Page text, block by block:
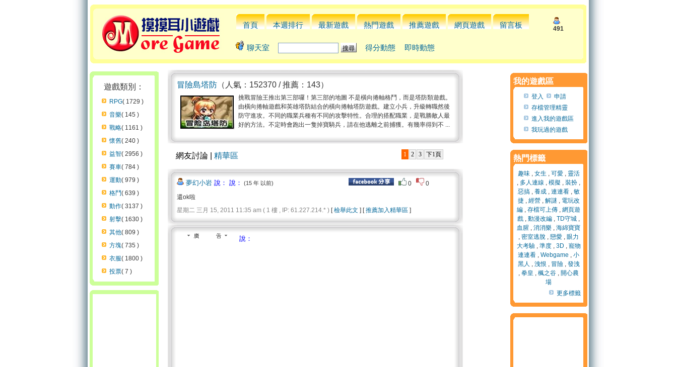
首頁 本週排行 最新遊戲 熱門遊戲 推薦遊戲 網頁遊戲 留言板 491
聊天室 得分動態 即時動態
遊戲類別：
RPG( 1729 )
音樂( 145 )
戰略( 1161 )
懷舊( 240 )
益智( 2956 )
賽車( 784 )
運動( 979 )
格鬥( 639 )
動作( 3137 )
射擊( 1630 )
其他( 809 )
方塊( 735 )
衣服( 1800 )
投票( 7 )
冒險島塔防 （人氣：152370 / 推薦：143）
挑戰冒險王推出第三部囉！第三部的地圖 不是橫向捲軸格鬥，而是塔防類遊戲。
由橫向捲軸遊戲和英雄塔防結合的橫向捲軸塔防遊戲。建立小兵，升級轉職然後
防守進攻。不同的職業兵種有不同的攻擊特性。合理的搭配職業，是戰勝敵人最
好的方法。不定時會跑出一隻掉寶騎兵，請在他逃離之前捕獲。有幾率得到不 ...
網友討論 | 精華區 1 2 3 下1頁
夢幻小岩 說： 說： (15 年 以前) 0
0
還ok啦
星期二 三月 15, 2011 11:35 am ( 1 樓 , IP: 61.227.214.* ) [檢舉此文 ] [推薦加入精華區 ]
說：
我的遊戲區
登入
申請
存檔管理精靈
進入我的遊戲區
我玩過的遊戲
熱門標籤
趣味, 女生 , 可愛, 靈活
, 多人連線 , 模擬 , 裝扮 ,
惡搞, 養成, 連連看, 敏
捷, 經營, 解謎 , 電玩改
編 , 存檔可上傳 , 網頁遊
戲 , 動漫改編 , TD守城 ,
血腥 , 消消樂 , 海綿寶寶
, 密室逃脫 , 戀愛 , 眼力
大考驗, 準度, 3D , 寵物
連連看 , Webgame , 小
黑人 , 洩恨 , 冒險, 發洩
, 拳皇 , 楓之谷 , 開心農
場
更多標籤